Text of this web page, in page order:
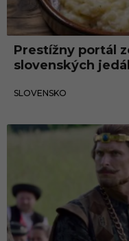
Prestížny portál
slovenských
SLOVENSKO